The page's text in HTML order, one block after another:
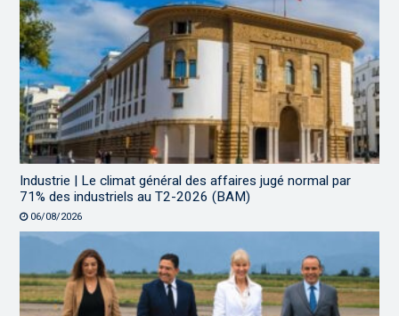
Industrie | Le climat général des affaires jugé normal par
71% des industriels au T2-2026 (BAM)
06/08/2026